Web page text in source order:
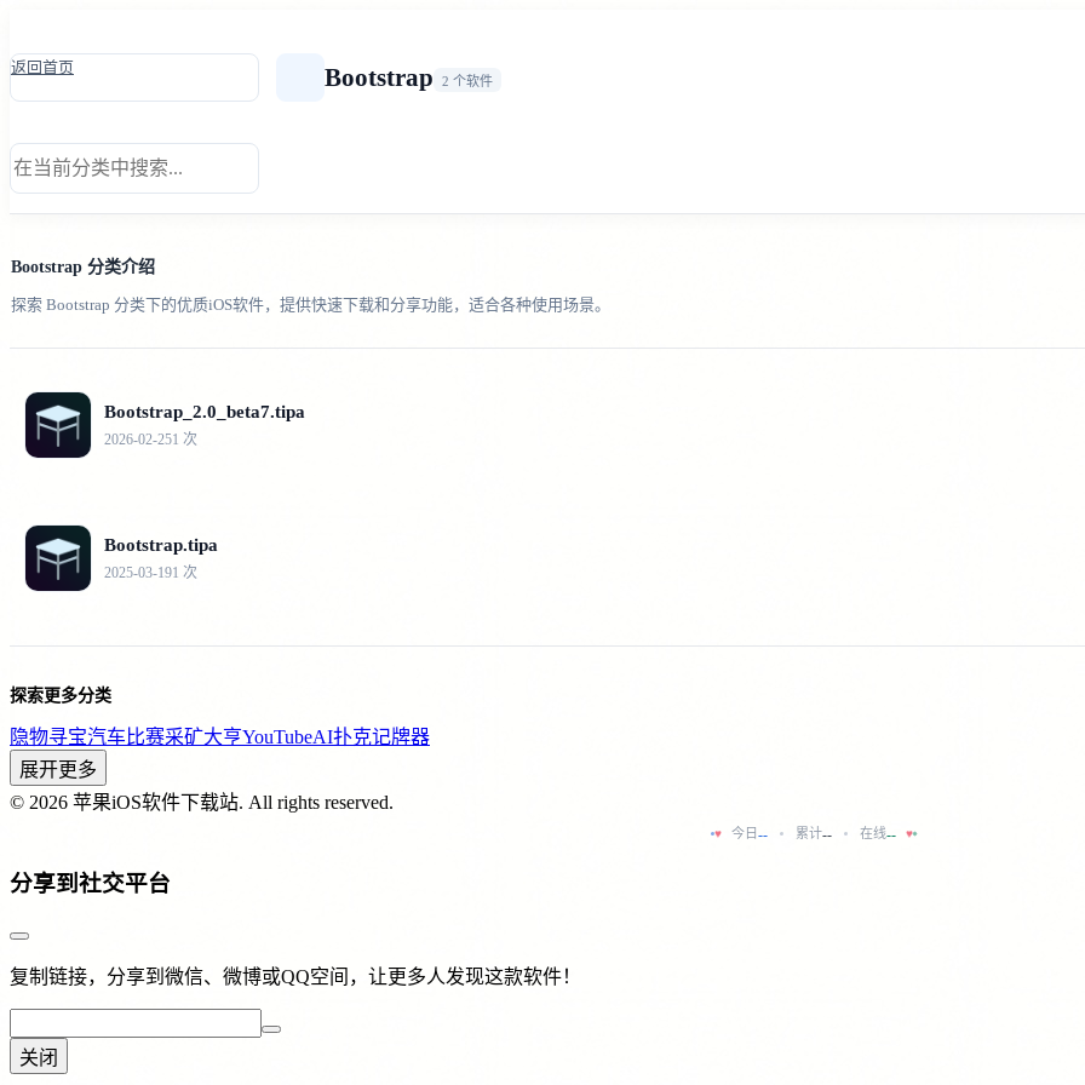
返回首页 Bootstrap 2 个软件
Bootstrap 分类介绍
探索 Bootstrap 分类下的优质iOS软件，提供快速下载和分享功能，适合各种使用场景。
Bootstrap_2.0_beta7.tipa
2026-02-251 次
Bootstrap.tipa
2025-03-191 次
探索更多分类
隐物寻宝汽车比赛采矿大亨YouTubeAI扑克记牌器
展开更多
© 2026 苹果iOS软件下载站. All rights reserved.
♥ 今日-- 累计-- 在线-- ♥
分享到社交平台
复制链接，分享到微信、微博或QQ空间，让更多人发现这款软件！
关闭